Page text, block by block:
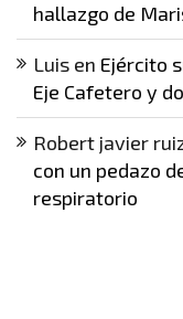
hallazgo de
Luis en Ejército
Eje Cafetero y
Robert javier
con un pedazo
respiratorio